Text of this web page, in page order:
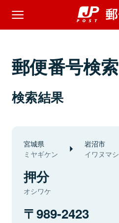
郵便番号検索
検索結果
宮城県
ミヤギケン
岩沼市
イワヌマシ
押分
オシワケ
989-2423